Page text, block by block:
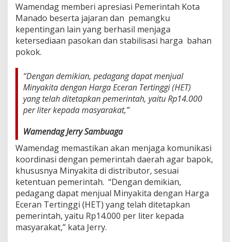
Wamendag memberi apresiasi Pemerintah Kota
Manado beserta jajaran dan pemangku
kepentingan lain yang berhasil menjaga
ketersediaan pasokan dan stabilisasi harga bahan
pokok.
“Dengan demikian, pedagang dapat menjual
Minyakita dengan Harga Eceran Tertinggi (HET)
yang telah ditetapkan pemerintah, yaitu Rp14.000
per liter kepada masyarakat,”
Wamendag Jerry Sambuaga
Wamendag memastikan akan menjaga komunikasi
koordinasi dengan pemerintah daerah agar bapok,
khususnya Minyakita di distributor, sesuai
ketentuan pemerintah. “Dengan demikian,
pedagang dapat menjual Minyakita dengan Harga
Eceran Tertinggi (HET) yang telah ditetapkan
pemerintah, yaitu Rp14.000 per liter kepada
masyarakat,” kata Jerry.